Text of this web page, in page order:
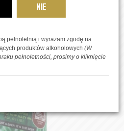
NIE
pełnoletnią i wyrażam zgodę na
produktów alkoholowych (W
pełnoletności, prosimy o kliknięcie